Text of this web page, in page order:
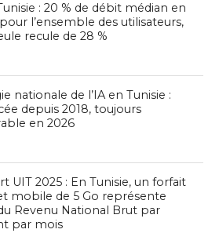
: 20 % de débit médian en
l’ensemble des utilisateurs,
recule de 28 %
nationale de l’IA en Tunisie :
depuis 2018, toujours
en 2026
UIT 2025 : En Tunisie, un forfait
mobile de 5 Go représente
Revenu National Brut par
par mois